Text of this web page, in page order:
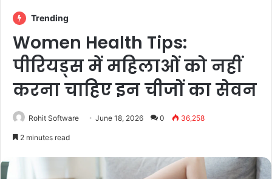
Trending
Women Health Tips:
पीरियड्स में महिलाओं को नहीं
करना चाहिए इन चीजों का सेवन
Rohit Software June 18, 2026 0 36,258
2 minutes read